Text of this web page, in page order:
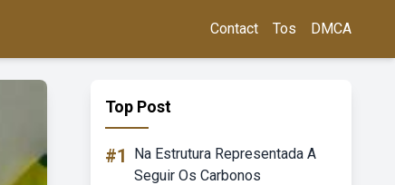
Contact Tos DMCA
Top Post
#1
Na Estrutura Representada A
Seguir Os Carbonos